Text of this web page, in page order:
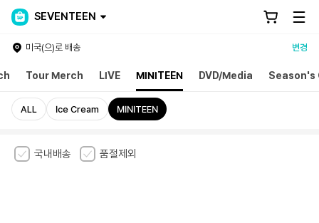
SEVENTEEN
미국(으)로 배송 변경
Tour Merch LIVE MINITEEN DVD/Media Season's
ALL Ice Cream MINITEEN
국내배송 품절제외